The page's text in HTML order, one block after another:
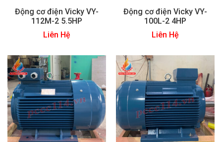
Động cơ điện Vicky VY-
112M-2 5.5HP
Liên Hệ
Động cơ điện Vicky VY-
100L-2 4HP
Liên Hệ